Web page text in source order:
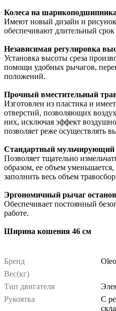
Колеса на
Имеют новый дизайн и
обеспечивают длительный
Независимая регулировка
Установка высоты среза
помощи удобных рычагов,
положений.
Прочный вместительный
Изготовлен из пластика и
отверстий, позволяющих
них, исключая эффект
позволяет реже осуществлять
Стандартный
Позволяет тщательно
образом, ее объем
заполнить весь объем
Эргономичный рычаг
Обеспечивает постоянный
работе.
Ширина кошения 46 см
Бренд
Вес(кг)
Тип двигателя
Рукоятка
С